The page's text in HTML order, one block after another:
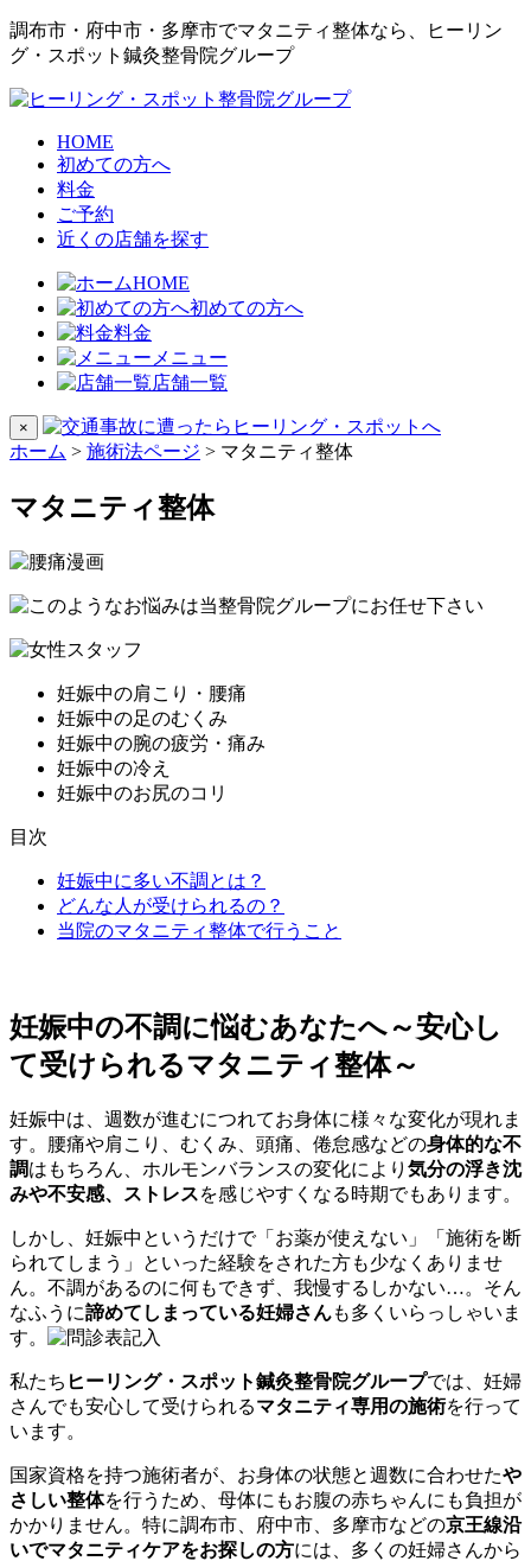
調布市・府中市・多摩市でマタニティ整体なら、ヒーリン
グ・スポット鍼灸整骨院グループ
HOME
初めての方へ
料金
ご予約
近くの店舗を探す
HOME
初めての方へ
料金
メニュー
店舗一覧
×
ホーム > 施術法ページ > マタニティ整体
マタニティ整体
妊娠中の肩こり・腰痛
妊娠中の足のむくみ
妊娠中の腕の疲労・痛み
妊娠中の冷え
妊娠中のお尻のコリ
目次
妊娠中に多い不調とは？
どんな人が受けられるの？
当院のマタニティ整体で行うこと
妊娠中の不調に悩むあなたへ～安心し
て受けられるマタニティ整体～
妊娠中は、週数が進むにつれてお身体に様々な変化が現れま
す。腰痛や肩こり、むくみ、頭痛、倦怠感などの身体的な不
調はもちろん、ホルモンバランスの変化により 気分の浮き沈
みや不安感、ストレスを感じやすくなる時期でもあります。
しかし、妊娠中というだけで「お薬が使えない」「施術を断
られてしまう」といった経験をされた方も少なくありませ
ん。不調があるのに何もできず、我慢するしかない…。そん
なふうに諦めてしまっている妊婦さんも多くいらっしゃいま
す。
私たち ヒーリング・スポット鍼灸整骨院グループでは、妊婦
さんでも安心して受けられるマタニティ専用の施術を行って
います。
国家資格を持つ施術者が、お身体の状態と週数に合わせたや
さしい整体を行うため、母体にもお腹の赤ちゃんにも負担が
かかりません。特に調布市、府中市、多摩市などの京王線沿
いでマタニティケアをお探しの方には、多くの妊婦さんから